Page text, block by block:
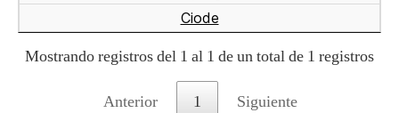
Ciode
Mostrando registros del 1 al 1 de un total de 1 registros
Anterior 1 Siguiente